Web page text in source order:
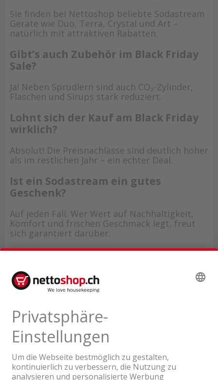
Sie finden bei Nettoshop beliebte Sodastream
Geräte wie Duo, Terra, Crystal und Art –
natürlich mit attraktiven Rabatten.
Gibt’s auch Zubehör im Black Friday
Sale?
Ja! Neben Sprudlern sind auch CO₂-Zylinder,
Flaschen und Sirups stark reduziert.
Lohnt sich der Kauf am Black Friday
wirklich?
Absolut! Die Preisnachlässe sind deutlich höher
als im restlichen Jahr – ein echter Deal.
Ist ein Sodastream ein gutes
Geschenk?
Auf jeden Fall. Wer Wert auf Nachhaltigkeit,
Komfort und frischen Geschmack legt, freut
sich garantiert darüber.
Wie lange laufen die Angebote?
Nur rund um den Black Friday 2025 und
solange der Vorrat reicht. Schnell sein lohnt